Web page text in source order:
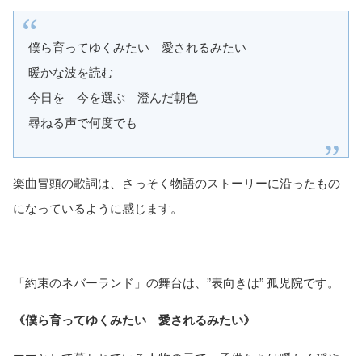
僕ら育ってゆくみたい 愛されるみたい
暖かな波を読む
今日を 今を選ぶ 澄んだ朝色
尋ねる声で何度でも
楽曲冒頭の歌詞は、さっそく物語のストーリーに沿ったもの
になっているように感じます。
「約束のネバーランド」の舞台は、”表向きは” 孤児院です。
《僕ら育ってゆくみたい 愛されるみたい》